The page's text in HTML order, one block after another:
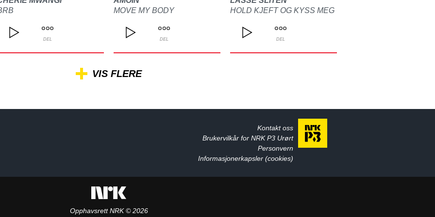
DEL
MOVE MY BODY
DEL
HOLD KJEFT OG KYSS MEG
DEL
VIS FLERE
Kontakt oss
Brukervilkår for NRK P3 Urørt
Personvern
Informasjonerkapsler (cookies)
Opphavsrett NRK © 2026